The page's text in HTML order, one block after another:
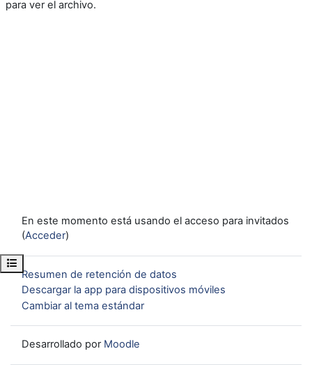
Abrir índice del curso
para ver el archivo.
En este momento está usando el acceso para invitados
(Acceder)
Resumen de retención de datos
Descargar la app para dispositivos móviles
Cambiar al tema estándar
Desarrollado por Moodle